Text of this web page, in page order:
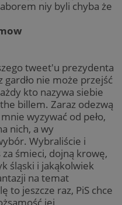
niy byli chyba że
tweet'u prezydenta
nie może przejść
kto nazywa siebie
billem. Zaraz odezwą
wyzywać od peło,
nich, a wy
Wybraliście i
śmieci, dojną krowę,
śląski i jakąkolwiek
na temat
to jeszcze raz, PiS chce